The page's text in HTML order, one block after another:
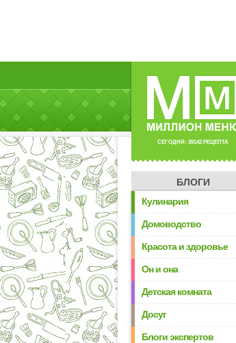
СЕГОДНЯ: 39142 РЕЦЕПТА
БЛОГИ
Кулинария
Домоводство
Красота и здоровье
Он и она
Детская комната
Досуг
Блоги экспертов